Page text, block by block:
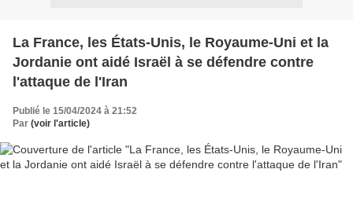
La France, les États-Unis, le Royaume-Uni et la
Jordanie ont aidé Israël à se défendre contre
l'attaque de l'Iran
Publié le 15/04/2024 à 21:52
Par (voir l'article)